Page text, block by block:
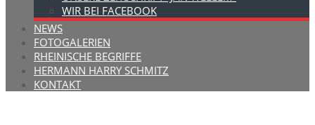
WIR BEI FACEBOOK
NEWS
FOTOGALERIEN
RHEINISCHE BEGRIFFE
HERMANN HARRY SCHMITZ
KONTAKT